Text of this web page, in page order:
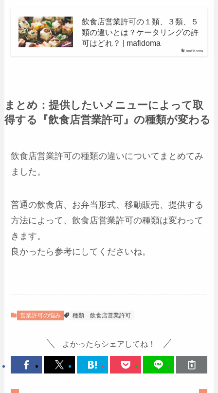
mafidoma
飲食店営業許可の１類、３類、５
類の違いとは？ケータリングの許
可はどれ？ | mafidoma
まとめ：提供したいメニューによって取
得する『飲食店営業許可』の種類が変わる
飲食店営業許可の種類の違いについてまとめてみ
ました。
普通の飲食店、お弁当形式、移動販売、提供する
方法によって、飲食店営業許可の種類は変わって
きます。
良かったら参考にしてくださいね。
営業許可の悩み 種類 飲食店営業許可
よかったらシェアしてね！